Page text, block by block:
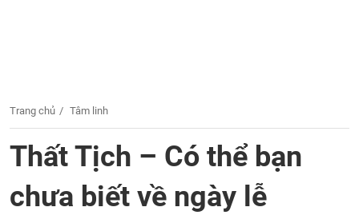
Trang chủ Tâm linh
Thất Tịch – Có thể bạn
chưa biết về ngày lễ